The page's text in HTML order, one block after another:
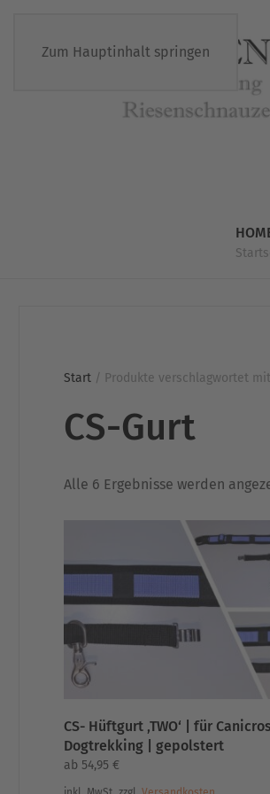
Zum Hauptinhalt springen
Start / Produkte verschlagwortet mit
CS-Gurt
Alle 6 Ergebnisse werden
CS- Hüftgurt ‚TWO‘ | für
Dogtrekking | gepolstert
ab 54,95 €